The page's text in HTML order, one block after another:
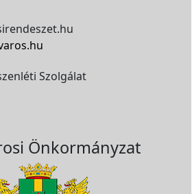
Szolgálat
Önkormányzat